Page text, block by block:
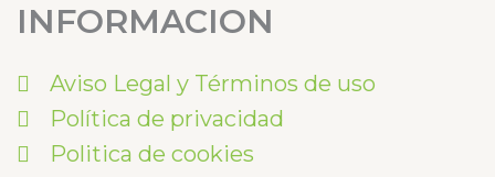
INFORMACION
Aviso Legal y Términos de uso
Política de privacidad
Politica de cookies